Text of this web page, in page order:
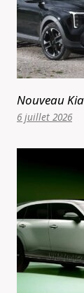
Nouveau
6 juillet 2026